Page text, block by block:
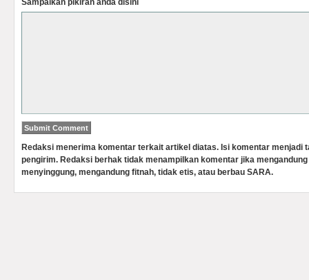
Sampaikan pikiran anda disini
Redaksi menerima komentar terkait artikel diatas. Isi komentar menjadi
pengirim. Redaksi berhak tidak menampilkan komentar jika
menyinggung, mengandung fitnah, tidak etis, atau berbau SARA.